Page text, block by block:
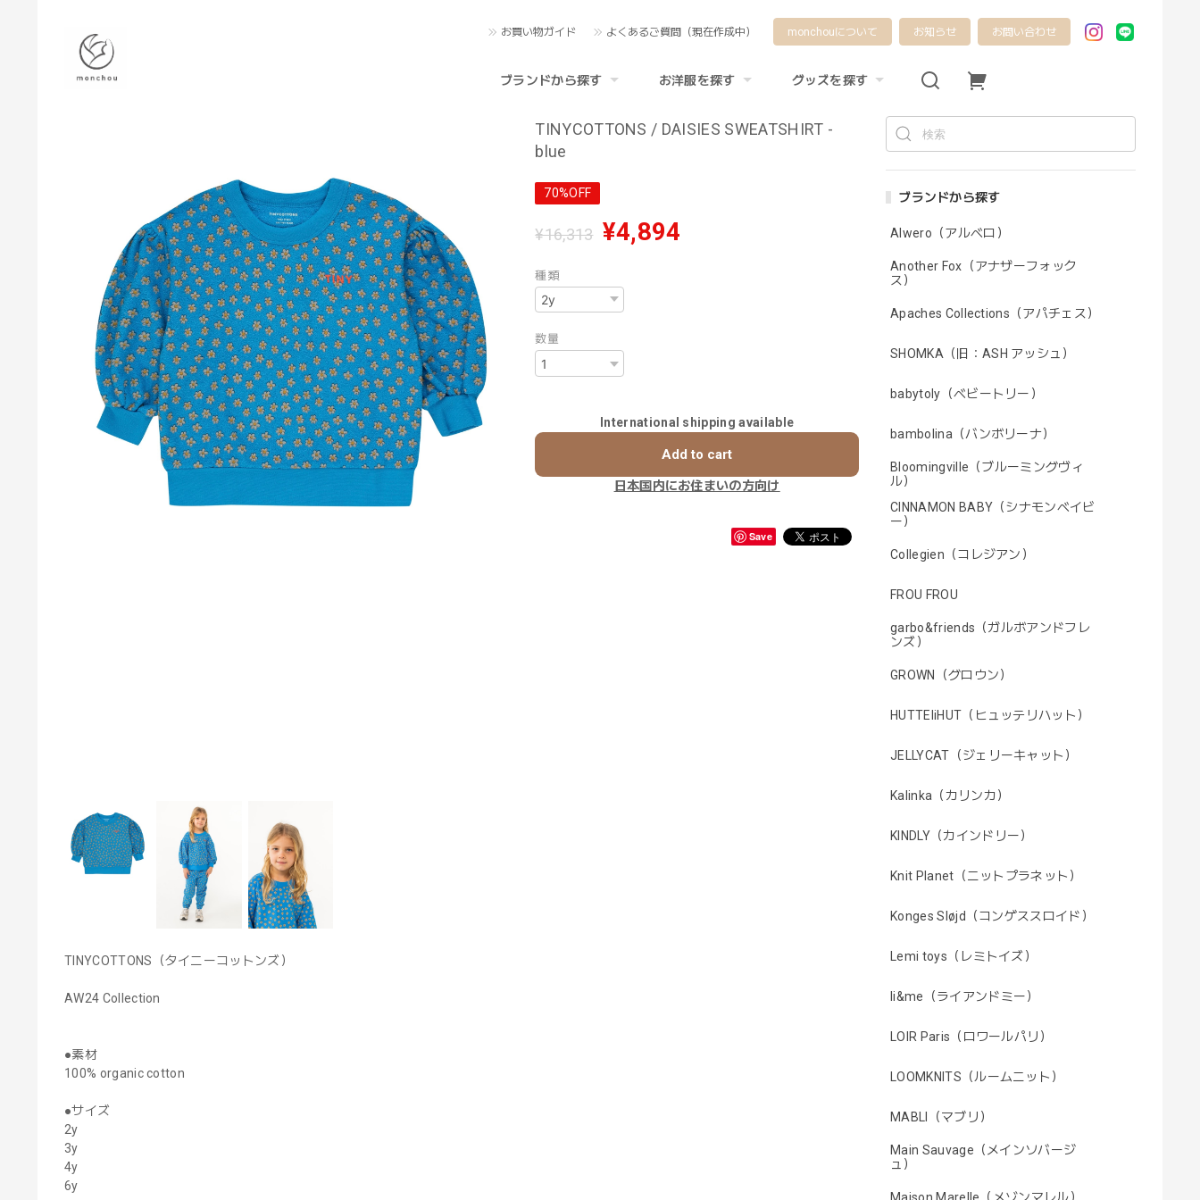
お買い物ガイド よくあるご質問（現在作成中） monchouについて お知らせ お問い合わせ
ブランドから探す お洋服を探す グッズを探す
ブランドから探す
Alwero（アルベロ）
Another Fox（アナザーフォック
ス）
Apaches Collections（アパチェス）
SHOMKA（旧：ASH アッシュ）
babytoly（ベビートリー）
bambolina（バンボリーナ）
Bloomingville（ブルーミングヴィ
ル）
CINNAMON BABY（シナモンベイビ
ー）
Collegien（コレジアン）
FROU FROU
garbo&friends（ガルボアンドフレ
ンズ）
GROWN（グロウン）
HUTTEliHUT（ヒュッテリハット）
JELLYCAT（ジェリーキャット）
Kalinka（カリンカ）
KINDLY（カインドリー）
Knit Planet（ニットプラネット）
Konges Sløjd（コンゲススロイド）
Lemi toys（レミトイズ）
li&me（ライアンドミー）
LOIR Paris（ロワールパリ）
LOOMKNITS（ルームニット）
MABLI（マブリ）
Main Sauvage（メインソバージ
ュ）
TINYCOTTONS / DAISIES SWEATSHIRT -
blue
70%OFF
¥16,313 ¥4,894
種類
数量
International shipping available
Add to cart
日本国内にお住まいの方向け
Save
TINYCOTTONS（タイニーコットンズ）
AW24 Collection
●素材
100% organic cotton
●サイズ
2y
3y
4y
6y